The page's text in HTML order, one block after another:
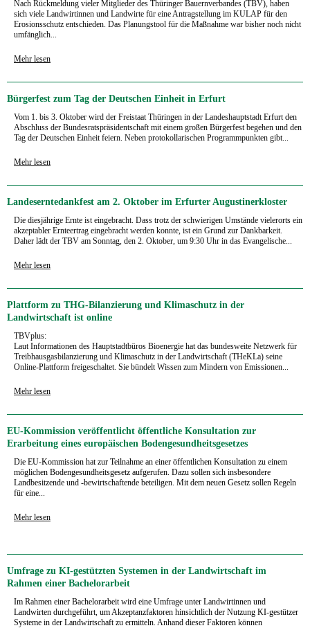
Nach Rückmeldung vieler Mitglieder des Thüringer Bauernverbandes (TBV), haben
sich viele Landwirtinnen und Landwirte für eine Antragstellung im KULAP für den
Erosionsschutz entschieden. Das Planungstool für die Maßnahme war bisher noch nicht
umfänglich...
Mehr lesen
Bürgerfest zum Tag der Deutschen Einheit in Erfurt
Vom 1. bis 3. Oktober wird der Freistaat Thüringen in der Landeshauptstadt Erfurt den
Abschluss der Bundesratspräsidentschaft mit einem großen Bürgerfest begehen und den
Tag der Deutschen Einheit feiern. Neben protokollarischen Programmpunkten gibt...
Mehr lesen
Landeserntedankfest am 2. Oktober im Erfurter Augustinerkloster
Die diesjährige Ernte ist eingebracht. Dass trotz der schwierigen Umstände vielerorts ein
akzeptabler Ernteertrag eingebracht werden konnte, ist ein Grund zur Dankbarkeit.
Daher lädt der TBV am Sonntag, den 2. Oktober, um 9:30 Uhr in das Evangelische...
Mehr lesen
Plattform zu THG-Bilanzierung und Klimaschutz in der
Landwirtschaft ist online
TBVplus:
Laut Informationen des Hauptstadtbüros Bioenergie hat das bundesweite Netzwerk für
Treibhausgasbilanzierung und Klimaschutz in der Landwirtschaft (THeKLa) seine
Online-Plattform freigeschaltet. Sie bündelt Wissen zum Mindern von Emissionen...
Mehr lesen
EU-Kommission veröffentlicht öffentliche Konsultation zur
Erarbeitung eines europäischen Bodengesundheitsgesetzes
Die EU-Kommission hat zur Teilnahme an einer öffentlichen Konsultation zu einem
möglichen Bodengesundheitsgesetz aufgerufen. Dazu sollen sich insbesondere
Landbesitzende und -bewirtschaftende beteiligen. Mit dem neuen Gesetz sollen Regeln
für eine...
Mehr lesen
Umfrage zu KI-gestützten Systemen in der Landwirtschaft im
Rahmen einer Bachelorarbeit
Im Rahmen einer Bachelorarbeit wird eine Umfrage unter Landwirtinnen und
Landwirten durchgeführt, um Akzeptanzfaktoren hinsichtlich der Nutzung KI-gestützer
Systeme in der Landwirtschaft zu ermitteln. Anhand dieser Faktoren können